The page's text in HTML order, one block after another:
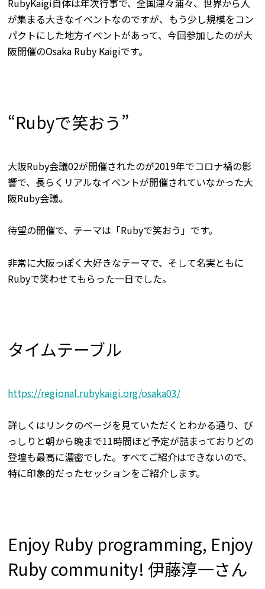
RubyKaigi自体は年次行事で、全国津々浦々、世界から人
が集まる大きなイベントなのですが、もう少し規模をコン
パクトにした地方イベントがあって、今回参加したのが大
阪開催のOsaka Ruby Kaigiです。
“Rubyで笑おう”
大阪Ruby会議02が開催されたのが2019年でコロナ禍の影
響で、長らくリアルなイベントが開催されていなかった大
阪Ruby会議。
待望の開催で、テーマは「Rubyで笑おう」です。
非常に大阪っぽく大好きなテーマで、そして名実ともに
Rubyで笑わせてもらった一日でした。
タイムテーブル
https://regional.rubykaigi.org/osaka03/
詳しくはリンクのページを見ていただくとわかる通り、び
っしりと朝から晩まで11時間ほど予定が詰まっておりどの
登壇も最高に濃密でした。すべてご紹介はできないので、
特に印象的だったセッションをご紹介します。
Enjoy Ruby programming, Enjoy
Ruby community! 伊藤淳一さん